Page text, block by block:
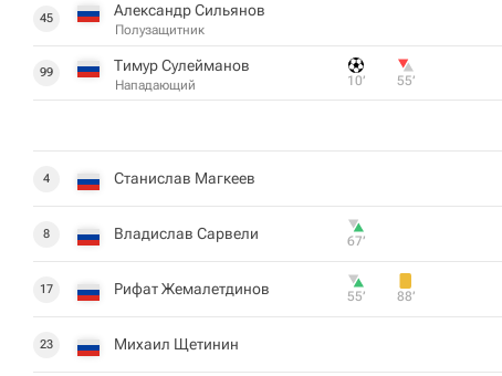
45 Александр Сильянов
Полузащитник
99 Тимур Сулейманов
Нападающий 10‎’‎ 55‎’‎
4 Станислав Магкеев
8 Владислав Сарвели 67‎’‎
17 Рифат Жемалетдинов 55‎’‎ 88‎’‎
23 Михаил Щетинин